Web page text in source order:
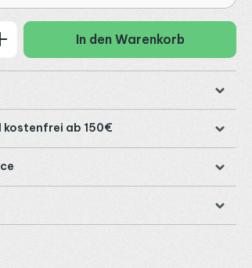
den gewünschten Wert
In den Warenkorb
ab 150€